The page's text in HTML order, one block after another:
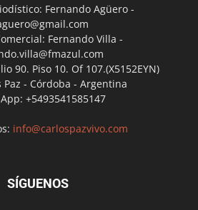
Fernando Agüero -
Fernando Villa -
90. Piso 10. Of 107.(X5152EYN)
Paz - Córdoba - Argentina
+5493541585147
info@carlospazvivo.com
SÍGUENOS